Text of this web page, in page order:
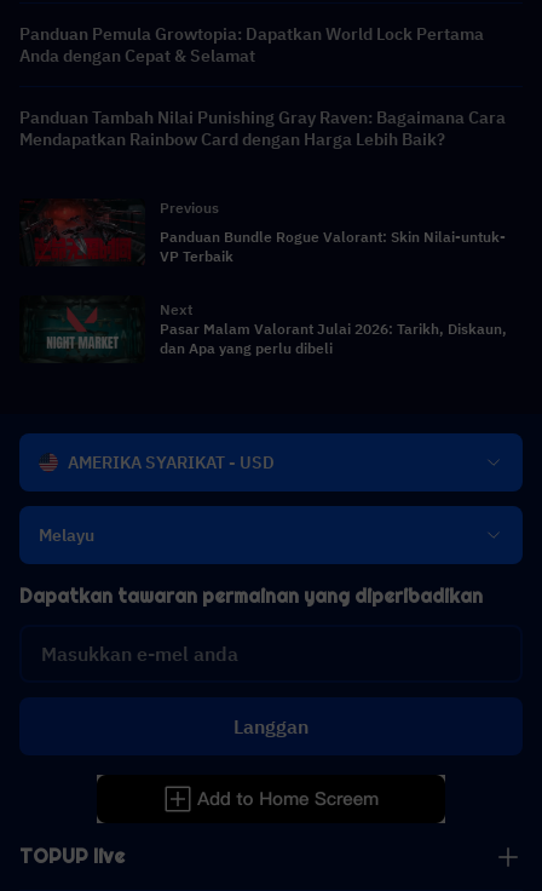
Panduan Pemula Growtopia: Dapatkan World Lock Pertama
Anda dengan Cepat & Selamat
Panduan Tambah Nilai Punishing Gray Raven: Bagaimana Cara
Mendapatkan Rainbow Card dengan Harga Lebih Baik?
Previous
Panduan Bundle Rogue Valorant: Skin Nilai-untuk-
VP Terbaik
Next
Pasar Malam Valorant Julai 2026: Tarikh, Diskaun,
dan Apa yang perlu dibeli
AMERIKA SYARIKAT - USD
Melayu
TOPUP live
Dapatkan tawaran permainan yang diperibadikan
Langgan